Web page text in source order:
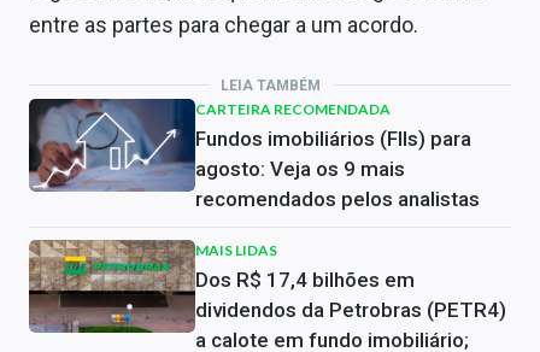
entre as partes para chegar a um acordo.
LEIA TAMBÉM
CARTEIRA RECOMENDADA
Fundos imobiliários (FIIs) para
agosto: Veja os 9 mais
recomendados pelos analistas
MAIS LIDAS
Dos R$ 17,4 bilhões em
dividendos da Petrobras (PETR4)
a calote em fundo imobiliário;